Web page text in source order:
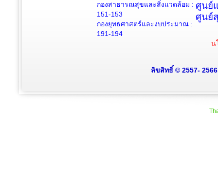
กองสาธารณสุขและสิ่งแวดล้อม :
151-153
กองยุทธศาสตร์และงบประมาณ :
191-194
ศูนย์
ศูนย์
น
ลิขสิทธิ์ © 2557-